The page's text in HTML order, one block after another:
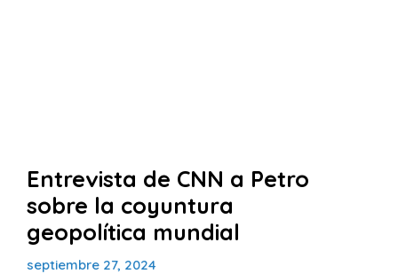
Entrevista de CNN a Petro
sobre la coyuntura
geopolítica mundial
septiembre 27, 2024